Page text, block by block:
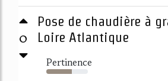
0
Pose de chaudière à
Loire Atlantique
Pertinence
61%